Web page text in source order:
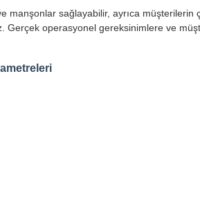
manşonlar sağlayabilir, ayrıca
operasyonel gereksinimlere ve